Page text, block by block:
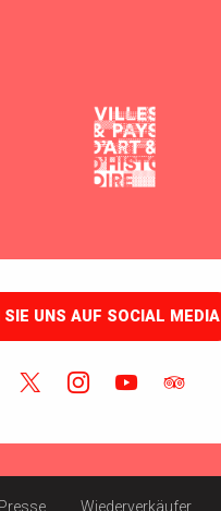
SIE UNS AUF SOCIAL MEDIA
Presse Wiederverkäufer